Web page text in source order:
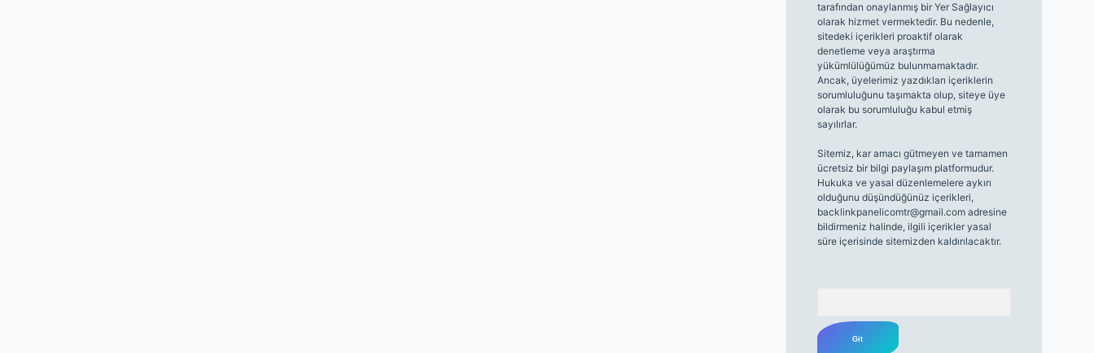
tarafından onaylanmış bir Yer Sağlayıcı
olarak hizmet vermektedir. Bu nedenle,
sitedeki içerikleri proaktif olarak
denetleme veya araştırma
yükümlülüğümüz bulunmamaktadır.
Ancak, üyelerimiz yazdıkları içeriklerin
sorumluluğunu taşımakta olup, siteye üye
olarak bu sorumluluğu kabul etmiş
sayılırlar.
Sitemiz, kar amacı gütmeyen ve tamamen
ücretsiz bir bilgi paylaşım platformudur.
Hukuka ve yasal düzenlemelere aykırı
olduğunu düşündüğünüz içerikleri,
backlinkpanelicomtr@gmail.comadresine
bildirmeniz halinde, ilgili içerikler yasal
süre içerisinde sitemizden kaldırılacaktır.